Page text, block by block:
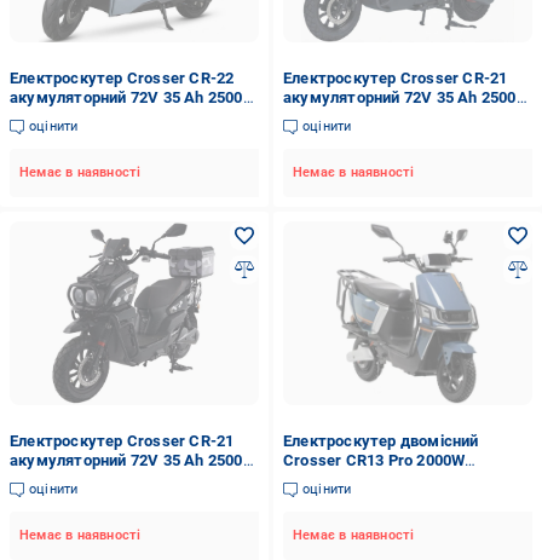
Електроскутер Crosser CR-22
акумуляторний 72V 35 Ah 2500W
Синій (2104619489)
оцінити
Немає в наявності
Електроскутер Crosser CR-21
акумуляторний 72V 35 Ah 2500W
Сірий (2104619494)
оцінити
Немає в наявності
Електроскутер Crosser CR-21
акумуляторний 72V 35 Ah 2500W
Чорний (2104619493)
оцінити
Немає в наявності
Електроскутер двомісний
Crosser CR13 Pro 2000W
76,8V/30Ah Синій
оцінити
Немає в наявності